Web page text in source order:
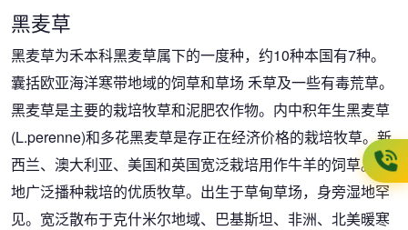
黑麦草
黑麦草为禾本科黑麦草属下的一度种，约10种本国有7种。
囊括欧亚海洋寒带地域的饲草和草场 禾草及一些有毒荒草。
黑麦草是主要的栽培牧草和泥肥农作物。内中积年生黑麦草
(L.perenne)和多花黑麦草是存正在经济价格的栽培牧草。新
西兰、澳大利亚、美国和英国宽泛栽培用作牛羊的饲草。各
地广泛播种栽培的优质牧草。出生于草甸草场，身旁湿地罕
见。宽泛散布于克什米尔地域、巴基斯坦、非洲、北美暖寒